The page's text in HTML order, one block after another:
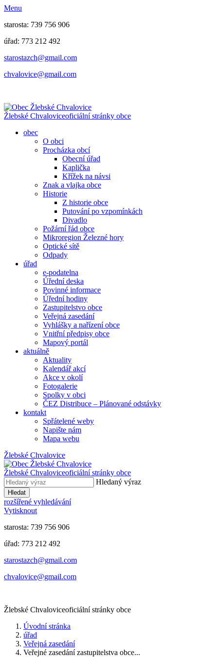
Menu
starosta: 739 756 906
úřad: 773 212 492
​​​​starostazch@gmail.com
​​​​chvalovice@gmail.com
Žlebské Chvaloviceoficiální stránky obce
obec
O obci
Procházka obcí
Obecní úřad
Kaplička
Křížek na návsi
Znak a vlajka obce
Historie
Z historie obce
Putování po vzpomínkách
Divadlo
Požární řád obce
Mikroregion Železné hory
Optické sítě
Odpady
úřad
e-podatelna
Úřední deska
Povinné informace
Úřední hodiny
Zastupitelstvo obce
Veřejná zasedání
Vyhlášky a nařízení obce
Vnitřní předpisy obce
Mapový portál
aktuálně
Aktuality
Kalendář akcí
Akce v okolí
Fotogalerie
Spolky v obci
ČEZ Distribuce – Plánované odstávky
kontakt
Spřátelené weby
Napište nám
Mapa webu
Žlebské Chvalovice
Žlebské Chvaloviceoficiální stránky obce
Hledaný výraz
Hledat
rozšířené vyhledávání
Vytisknout
starosta: 739 756 906
úřad: 773 212 492
​​​​starostazch@gmail.com
​​​​chvalovice@gmail.com
Žlebské Chvaloviceoficiální stránky obce
Úvodní stránka
úřad
Veřejná zasedání
Veřejné zasedání zastupitelstva obce...